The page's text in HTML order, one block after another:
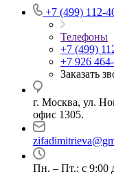
+7 (499) 112-
Телефоны
+7 (499)
+7 926
Заказать
г. Москва, ул.
офис 1305.
Пн. – Пт.: с 9:00